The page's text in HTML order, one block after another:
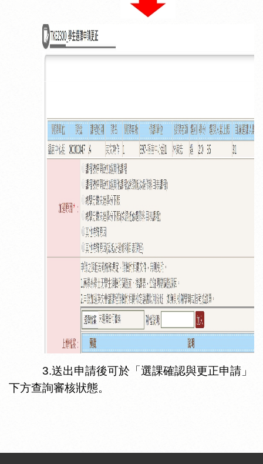
3.送出申請後可於「選課確認與更正申請」
下方查詢審核狀態。